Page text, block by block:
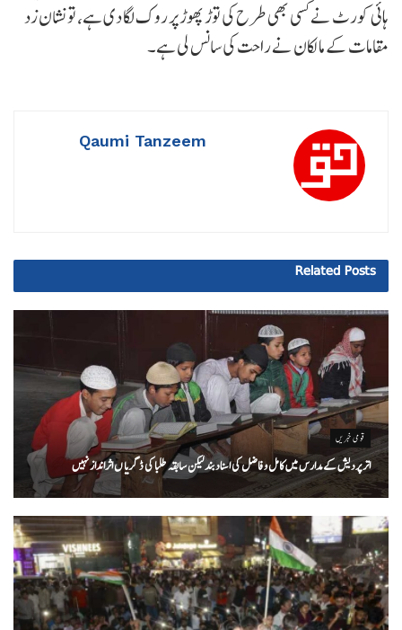
ہائی کورٹ نے کسی بھی طرح کی توڑ پھوڑ پر روک لگا دی ہے، تو نشان زد
مقامات کے مالکان نے راحت کی سانس لی ہے۔
Qaumi Tanzeem
Related Posts
قومی خبریں
اتر پردیش کےمدارس میں کامل و فاضل کی اسناد بند لیکن سابقہ طلبا کی ڈگریا ں اثرانداز نہیں